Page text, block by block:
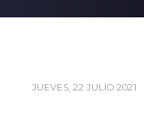
JUEVES, 22 JULIO 2021